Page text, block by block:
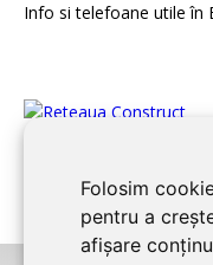
Folosim
pentru a
afișare
Info si telefoane utile în